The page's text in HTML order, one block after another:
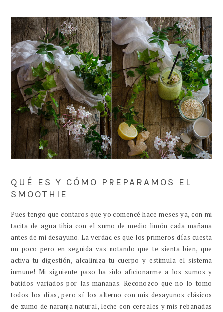
QUÉ ES Y CÓMO PREPARAMOS EL
SMOOTHIE
Pues tengo que contaros que yo comencé hace meses ya, con mi
tacita de agua tibia con el zumo de medio limón cada mañana
antes de mi desayuno. La verdad es que los primeros días cuesta
un poco pero en seguida vas notando que te sienta bien, que
activa tu digestión, alcaliniza tu cuerpo y estimula el sistema
inmune! Mi siguiente paso ha sido aficionarme a los zumos y
batidos variados por las mañanas. Reconozco que no lo tomo
todos los días, pero sí los alterno con mis desayunos clásicos
de zumo de naranja natural, leche con cereales y mis rebanadas